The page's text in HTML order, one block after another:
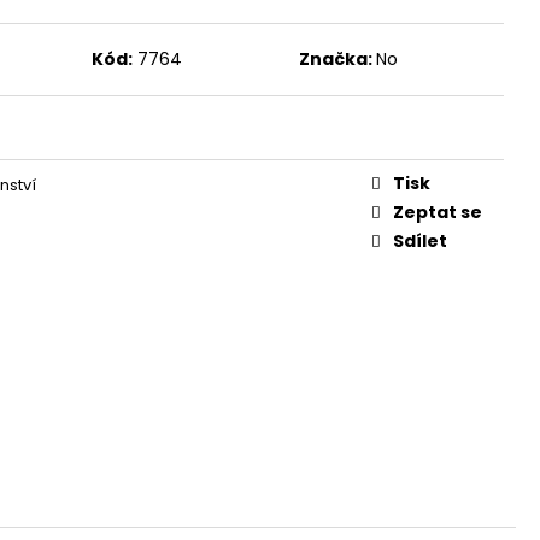
Kód: 7764 Značka:No
Tisk
Zeptat se
Sdílet